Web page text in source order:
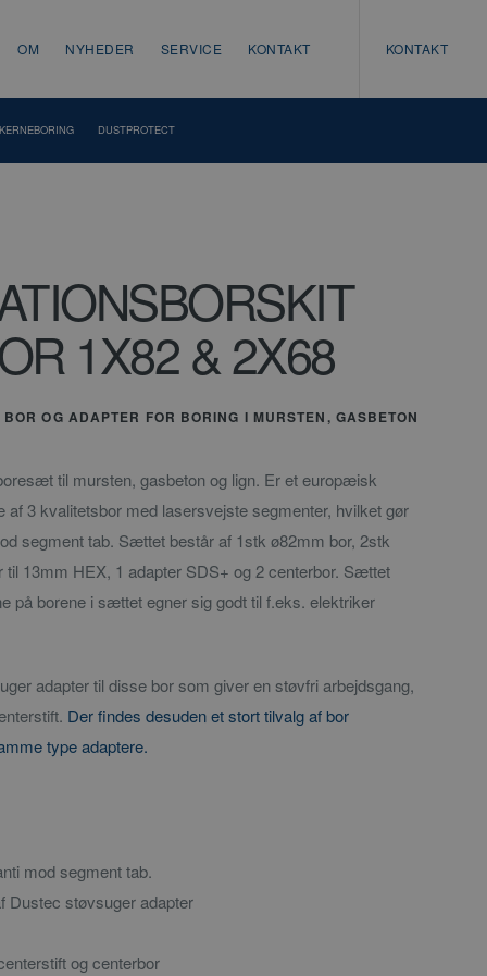
OM NYHEDER SERVICE KONTAKT KONTAKT
KERNEBORING DUSTPROTECT
1X82 & 2X68
OG ADAPTER FOR BORING I MURSTEN, GASBETON
til mursten, gasbeton og lign. Er et europæisk
3 kvalitetsbor med lasersvejste segmenter, hvilket gør
segment tab. Sættet består af 1stk ø82mm bor, 2stk
til 13mm HEX, 1 adapter SDS+ og 2 centerbor. Sættet
på borene i sættet egner sig godt til f.eks. elektriker
adapter til disse bor som giver en støvfri arbejdsgang,
Der findes desuden et stort tilvalg af bor
type adaptere.
mod segment tab.
Dustec støvsuger adapter
og centerbor